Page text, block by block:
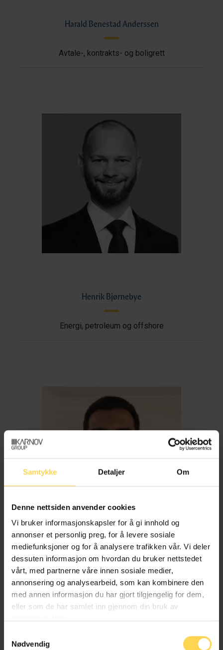
Samtykke Detaljer Om
Denne nettsiden anvender cookies
Vi bruker informasjonskapsler for å gi innhold og
annonser et personlig preg, for å levere sosiale
mediefunksjoner og for å analysere trafikken vår. Vi deler
dessuten informasjon om hvordan du bruker nettstedet
vårt, med partnerne våre innen sosiale medier,
annonsering og analysearbeid, som kan kombinere den
med annen informasjon du har gjort tilgjengelig for dem,
eller som de har samlet inn gjennom din bruk av
Nødvendig
Harald Benestad Anderssen
Avtale-, kontrakts- og boligrett
Henrik Bjørnebye
Energi, petroleum og offshore
Imran Haider
Trygderett og pensjonsrett